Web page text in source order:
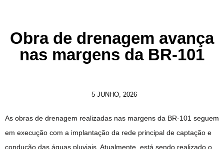
Obra de drenagem avança
nas margens da BR-101
5 JUNHO, 2026
As obras de drenagem realizadas nas margens da BR-101 seguem
em execução com a implantação da rede principal de captação e
condução das águas pluviais. Atualmente, está sendo realizado o